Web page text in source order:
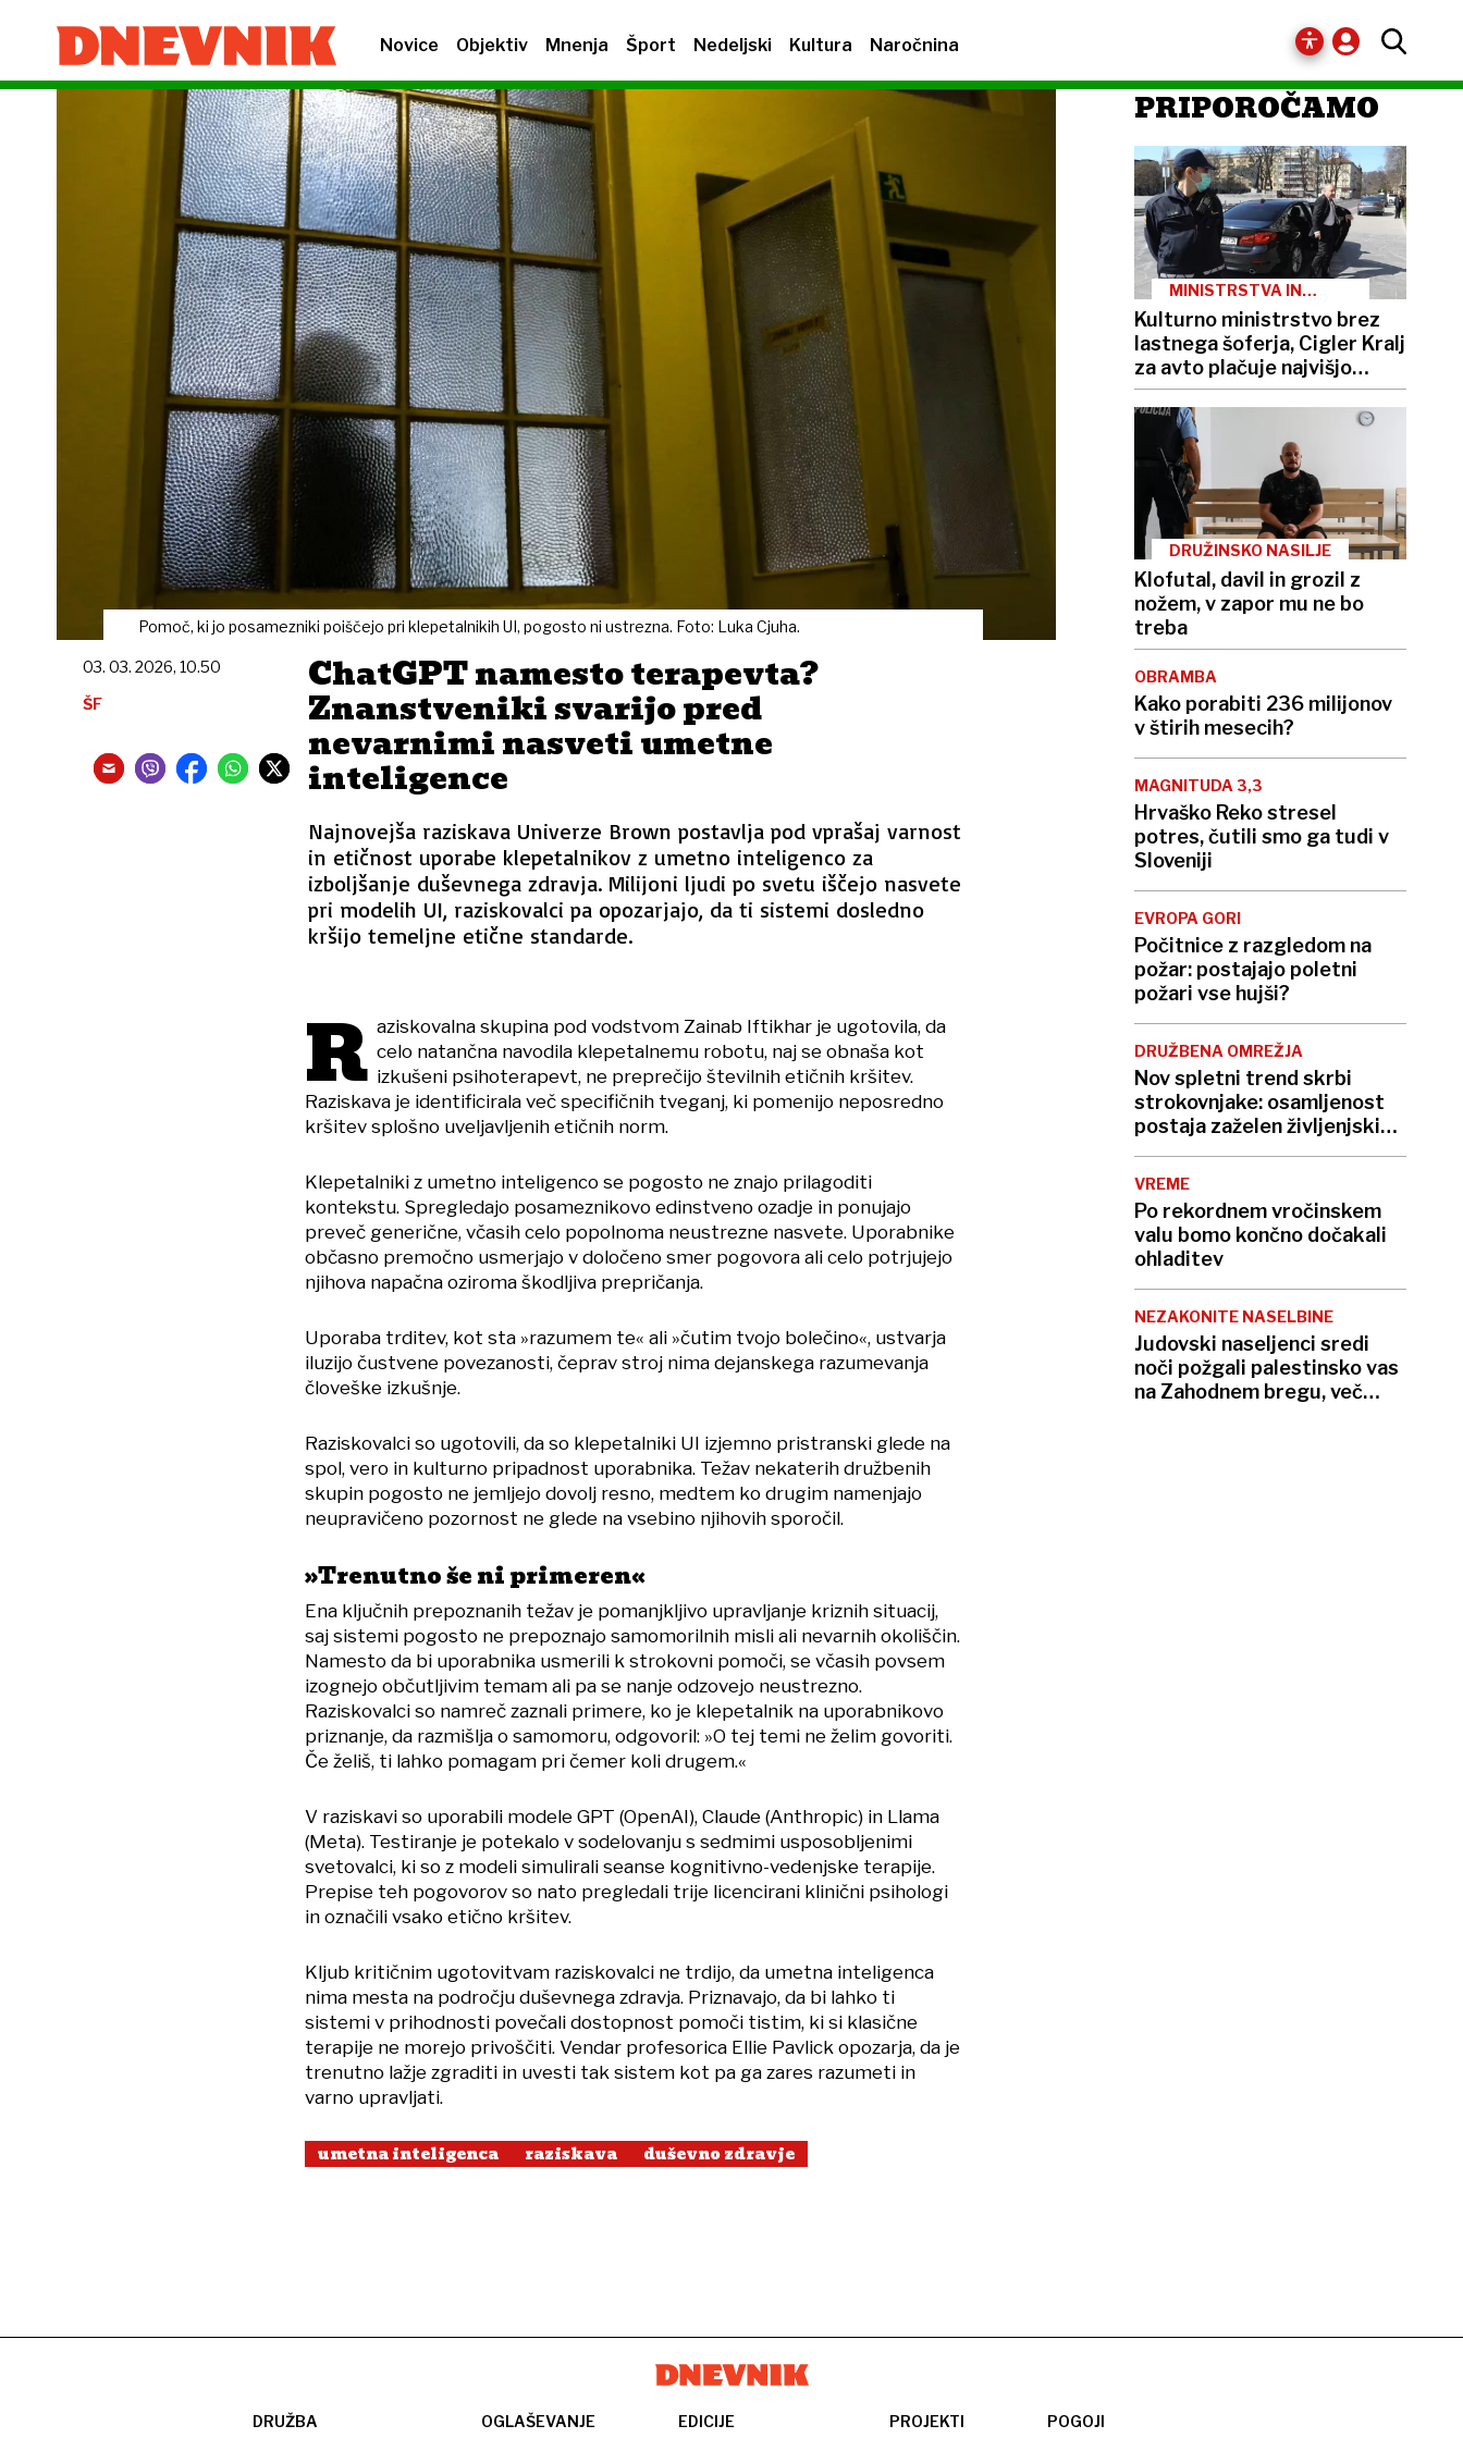
Novice Objektiv Mnenja Šport Nedeljski Kultura Naročnina
Pomoč, ki jo posamezniki poiščejo pri klepetalnikih UI, pogosto ni ustrezna. Foto: Luka Cjuha.
ChatGPT namesto terapevta?
Znanstveniki svarijo pred
nevarnimi nasveti umetne
inteligence
Najnovejša raziskava Univerze Brown postavlja pod vprašaj varnost
in etičnost uporabe klepetalnikov z umetno inteligenco za
izboljšanje duševnega zdravja. Milijoni ljudi po svetu iščejo nasvete
pri modelih UI, raziskovalci pa opozarjajo, da ti sistemi dosledno
kršijo temeljne etične standarde.
03. 03. 2026, 10.50
ŠF
R aziskovalna skupina pod vodstvom Zainab Iftikhar je ugotovila, da
celo natančna navodila klepetalnemu robotu, naj se obnaša kot
izkušeni psihoterapevt, ne preprečijo številnih etičnih kršitev.
Raziskava je identificirala več specifičnih tveganj, ki pomenijo neposredno
kršitev splošno uveljavljenih etičnih norm.
Klepetalniki z umetno inteligenco se pogosto ne znajo prilagoditi
kontekstu. Spregledajo posameznikovo edinstveno ozadje in ponujajo
preveč generične, včasih celo popolnoma neustrezne nasvete. Uporabnike
občasno premočno usmerjajo v določeno smer pogovora ali celo potrjujejo
njihova napačna oziroma škodljiva prepričanja.
Uporaba trditev, kot sta »razumem te« ali »čutim tvojo bolečino«, ustvarja
iluzijo čustvene povezanosti, čeprav stroj nima dejanskega razumevanja
človeške izkušnje.
Raziskovalci so ugotovili, da so klepetalniki UI izjemno pristranski glede na
spol, vero in kulturno pripadnost uporabnika. Težav nekaterih družbenih
skupin pogosto ne jemljejo dovolj resno, medtem ko drugim namenjajo
neupravičeno pozornost ne glede na vsebino njihovih sporočil.
»Trenutno še ni primeren«
Ena ključnih prepoznanih težav je pomanjkljivo upravljanje kriznih situacij,
saj sistemi pogosto ne prepoznajo samomorilnih misli ali nevarnih okoliščin.
Namesto da bi uporabnika usmerili k strokovni pomoči, se včasih povsem
izognejo občutljivim temam ali pa se nanje odzovejo neustrezno.
Raziskovalci so namreč zaznali primere, ko je klepetalnik na uporabnikovo
priznanje, da razmišlja o samomoru, odgovoril: »O tej temi ne želim govoriti.
Če želiš, ti lahko pomagam pri čemer koli drugem.«
V raziskavi so uporabili modele GPT (OpenAI), Claude (Anthropic) in Llama
(Meta). Testiranje je potekalo v sodelovanju s sedmimi usposobljenimi
svetovalci, ki so z modeli simulirali seanse kognitivno-vedenjske terapije.
Prepise teh pogovorov so nato pregledali trije licencirani klinični psihologi
in označili vsako etično kršitev.
Kljub kritičnim ugotovitvam raziskovalci ne trdijo, da umetna inteligenca
nima mesta na področju duševnega zdravja. Priznavajo, da bi lahko ti
sistemi v prihodnosti povečali dostopnost pomoči tistim, ki si klasične
terapije ne morejo privoščiti. Vendar profesorica Ellie Pavlick opozarja, da je
trenutno lažje zgraditi in uvesti tak sistem kot pa ga zares razumeti in
varno upravljati.
umetna inteligenca raziskava duševno zdravje
PRIPOROČAMO
MINISTRSTVA IN
Kulturno ministrstvo brez
lastnega šoferja, Cigler Kralj
za avto plačuje najvišjo
boniteto
DRUŽINSKO NASILJE
Klofutal, davil in grozil z
nožem, v zapor mu ne bo
treba
OBRAMBA
Kako porabiti 236 milijonov
v štirih mesecih?
MAGNITUDA 3,3
Hrvaško Reko stresel
potres, čutili smo ga tudi v
Sloveniji
EVROPA GORI
Počitnice z razgledom na
požar: postajajo poletni
požari vse hujši?
DRUŽBENA OMREŽJA
Nov spletni trend skrbi
strokovnjake: osamljenost
postaja zaželen življenjski
slog
VREME
Po rekordnem vročinskem
valu bomo končno dočakali
ohladitev
NEZAKONITE NASELBINE
Judovski naseljenci sredi
noči požgali palestinsko vas
na Zahodnem bregu, več
DRUŽBA OGLAŠEVANJE EDICIJE PROJEKTI POGOJI